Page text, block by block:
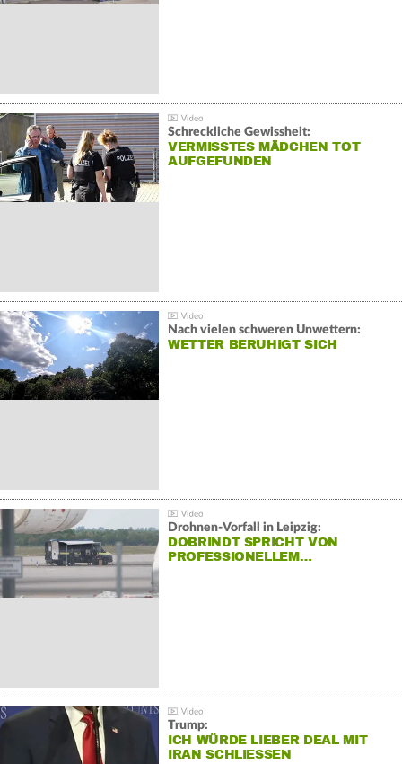
Schreckliche Gewissheit:
VERMISSTES MÄDCHEN TOT
AUFGEFUNDEN
Nach vielen schweren Unwettern:
WETTER BERUHIGT SICH
Drohnen-Vorfall in Leipzig:
DOBRINDT SPRICHT VON
PROFESSIONELLEM…
Trump:
ICH WÜRDE LIEBER DEAL MIT
IRAN SCHLIESSEN